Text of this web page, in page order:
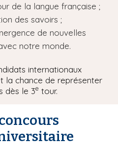
de la langue française ;
des savoirs ;
de nouvelles
notre monde.
internationaux
la chance de représenter
dès le 3e tour.